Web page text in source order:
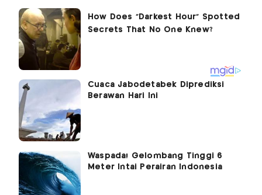
Cuaca Jabodetabek Diprediksi
Berawan Hari Ini
Waspada! Gelombang Tinggi 6
Meter Intai Perairan Indonesia